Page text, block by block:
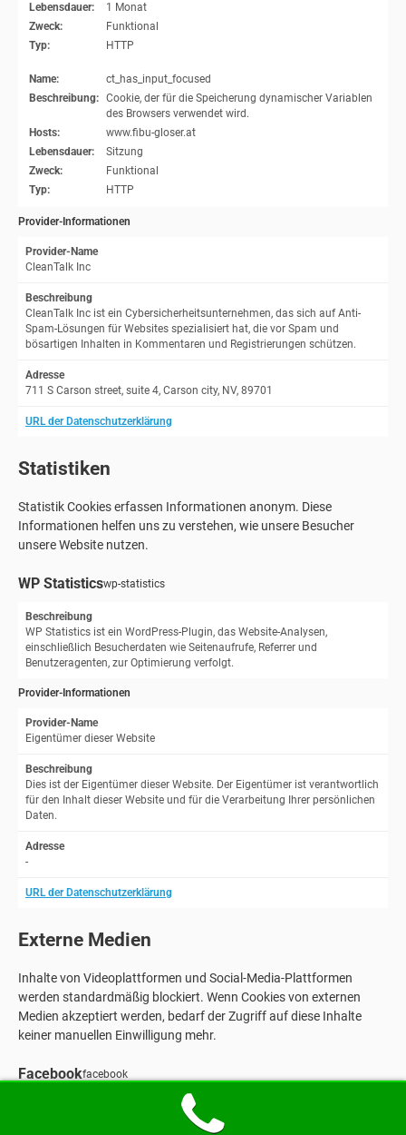
Lebensdauer:
1 Monat
Zweck:
Funktional
Typ:
HTTP
Name:
ct_has_input_focused
Beschreibung: Cookie, der für die Speicherung dynamischer Variablen
des Browsers verwendet wird.
Hosts:
www.fibu-gloser.at
Lebensdauer:
Sitzung
Zweck:
Funktional
Typ:
HTTP
Provider-Informationen
Provider-Name
CleanTalk Inc
Beschreibung
CleanTalk Inc ist ein Cybersicherheitsunternehmen, das sich auf Anti-
Spam-Lösungen für Websites spezialisiert hat, die vor Spam und
bösartigen Inhalten in Kommentaren und Registrierungen schützen.
Adresse
711 S Carson street, suite 4, Carson city, NV, 89701
URL der Datenschutzerklärung
Statistiken
Statistik Cookies erfassen Informationen anonym. Diese
Informationen helfen uns zu verstehen, wie unsere Besucher
unsere Website nutzen.
WP Statisticswp-statistics
Beschreibung
WP Statistics ist ein WordPress-Plugin, das Website-Analysen,
einschließlich Besucherdaten wie Seitenaufrufe, Referrer und
Benutzeragenten, zur Optimierung verfolgt.
Provider-Informationen
Provider-Name
Eigentümer dieser Website
Beschreibung
Dies ist der Eigentümer dieser Website. Der Eigentümer ist verantwortlich
für den Inhalt dieser Website und für die Verarbeitung Ihrer persönlichen
Daten.
Adresse
-
URL der Datenschutzerklärung
Externe Medien
Inhalte von Videoplattformen und Social-Media-Plattformen
werden standardmäßig blockiert. Wenn Cookies von externen
Medien akzeptiert werden, bedarf der Zugriff auf diese Inhalte
keiner manuellen Einwilligung mehr.
Facebookfacebook
Facebook ist ein soziales Netzwerk, das zu Meta gehört. Wenn Sie